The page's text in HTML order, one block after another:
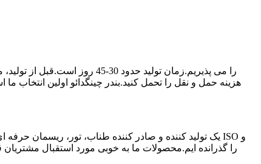
هزینه حمل و نقل را تحمل کنید.بندر چینگدائو اولین انتخاب ما